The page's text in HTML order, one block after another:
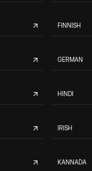
FINNISH
GERMAN
HINDI
IRISH
KANNADA